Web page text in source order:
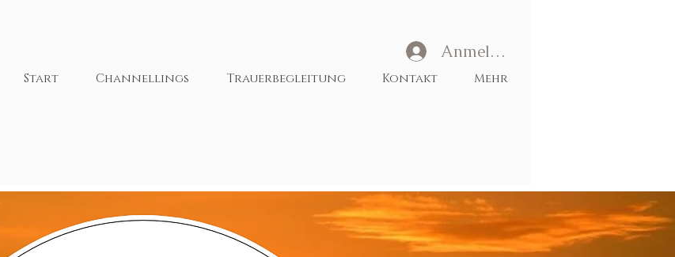
Anmelden
Start Channellings Trauerbegleitung Kontakt Mehr